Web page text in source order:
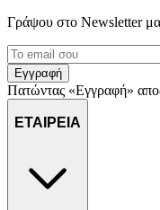
Γράψου στο Νewsletter
Εγγραφή
Πατώντας «Εγγραφή»
ΕΤΑΙΡΕΙΑ